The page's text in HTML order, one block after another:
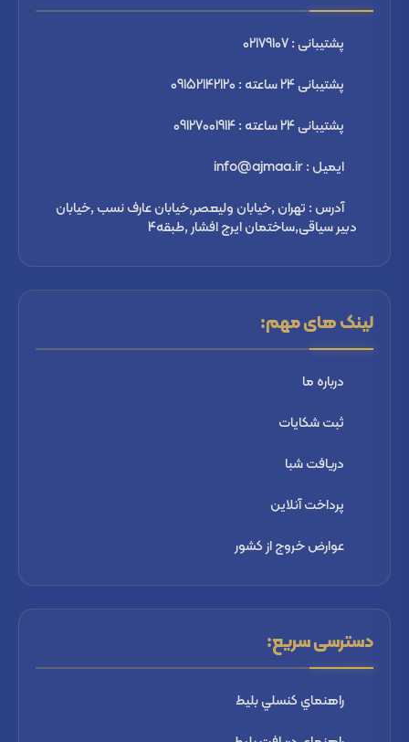
پشتیبانی : 02179107
پشتیبانی 24 ساعته : 09152142120
پشتیبانی 24 ساعته : 09127001914
ایمیل : info@ajmaa.ir
آدرس : تهران ,خیابان ولیعصر,خیابان عارف نسب ,خیابان
دبیر سیاقی,ساختمان ایرج افشار ,طبقه4
لینک های مهم:
درباره ما
ثبت شكايات
دریافت شبا
پرداخت آنلاین
عوارض خروج از کشور
دسترسی سریع:
راهنماي كنسلي بليط